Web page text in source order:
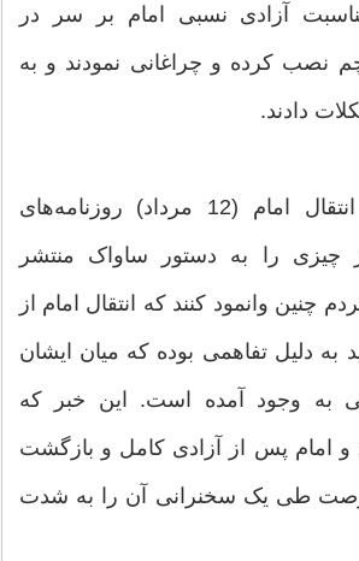
آزادی نسبی امام بر سر در
نصب کرده و چراغانی نمودند و به
دادند.
یک روز پس از انتقال امام (12 مرداد) روزنامه‌های
چیزی را به دستور ساواک منتشر
چنین وانمود کنند که انتقال امام از
به دلیل تفاهمی بوده که میان ایشان
به وجود آمده است. این خبر که
و امام پس از آزادی کامل و بازگشت
طی یک سخنرانی آن را به شدت